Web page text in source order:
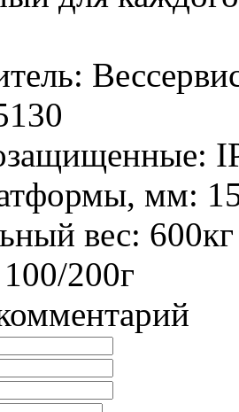
:
:
мм:
вес: 600кг
100/200г